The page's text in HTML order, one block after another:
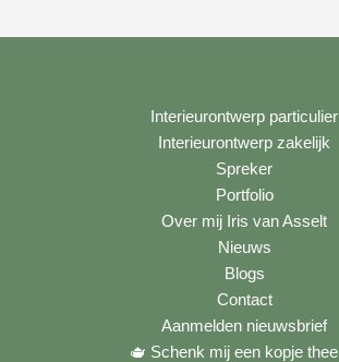
Interieurontwerp particulier
Interieurontwerp zakelijk
Spreker
Portfolio
Over mij Iris van Asselt
Nieuws
Blogs
Contact
Aanmelden nieuwsbrief
🫖 Schenk mij een kopje thee